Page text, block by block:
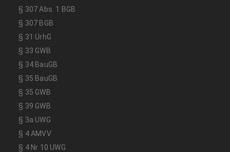
§ 307 Abs. 1 BGB
§ 307 BGB
§ 31 UrhG
§ 33 GWB
§ 34 BauGB
§ 35 BauGB
§ 35 GWB
§ 39 GWB
§ 3a UWG
§ 4 AMVV
§ 4 Nr 10 UWG